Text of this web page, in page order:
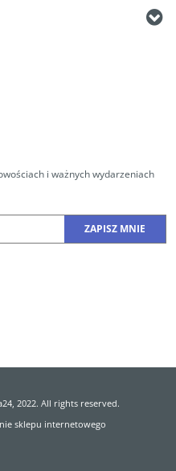
i ważnych wydarzeniach
2022. All rights reserved.
sklepu internetowego